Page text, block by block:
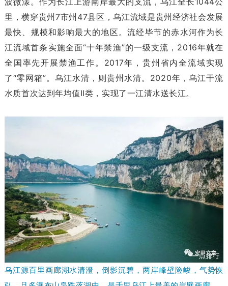
里，横穿贵州7市州47县区，乌江流域是贵州经济社会发展
最快、规模和影响最大的地区。流经毕节的赤水河作为长
江流域首条实施全面“十年禁渔”的一级支流，2016年就在
全国率先开展禁渔工作。2017年，贵州省内全流域实现
了“零网箱”。乌江水清，则贵州水清。2020年，乌江干流
水质首次达到年均值II类，实现了一江清水送长江。
乌江源百里画廊湖水清澄，倒影沉碧，两岸峰壁险峻，气势恢